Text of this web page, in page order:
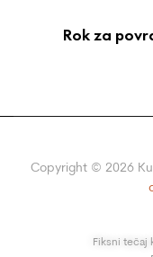
Rok za
Copyright © 2026
Fiksni tečaj